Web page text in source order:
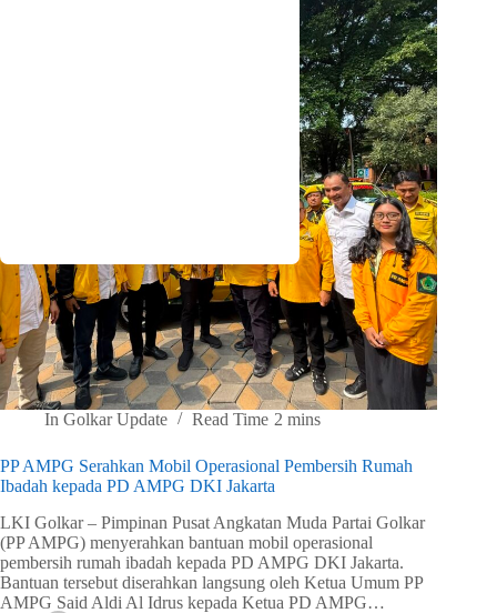
In Golkar Update Read Time 2 mins
PP AMPG Serahkan Mobil Operasional Pembersih Rumah
Ibadah kepada PD AMPG DKI Jakarta
LKI Golkar – Pimpinan Pusat Angkatan Muda Partai Golkar
(PP AMPG) menyerahkan bantuan mobil operasional
pembersih rumah ibadah kepada PD AMPG DKI Jakarta.
Bantuan tersebut diserahkan langsung oleh Ketua Umum PP
AMPG Said Aldi Al Idrus kepada Ketua PD AMPG…